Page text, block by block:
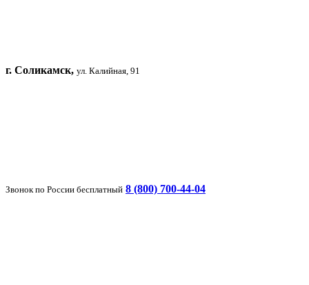
г. Соликамск, ул. Калийная, 91
Звонок по России бесплатный 8 (800) 700-44-04